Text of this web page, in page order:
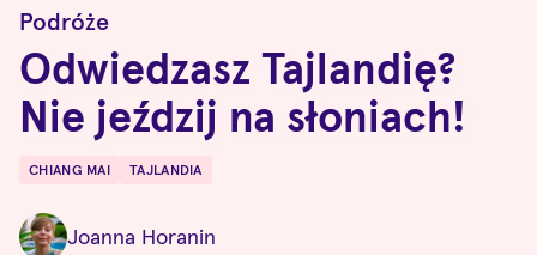
Podróże
Odwiedzasz Tajlandię?
Nie jeździj na słoniach!
Destinations
CHIANG MAI TAJLANDIA
Joanna Horanin